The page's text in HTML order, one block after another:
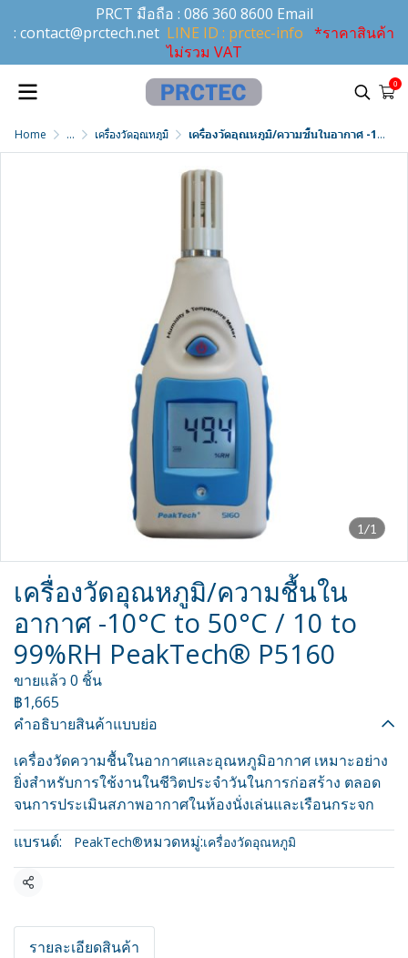
PRCT มือถือ : 086 360 8600 Email
: contact@prctech.net LINE ID : prctec-info *ราคาสินค้า
ไม่รวม VAT
0
Home ... เครื่องวัดอุณหภูมิ เครื่องวัดอุณหภูมิ/ความชื้นในอากาศ -10°C to 50°C / 10 to 99%RH PeakTech® P5160
1/1
เครื่องวัดอุณหภูมิ/ความชื้นใน
อากาศ -10°C to 50°C / 10 to
99%RH PeakTech® P5160
ขายแล้ว 0 ชิ้น
฿1,665
คำอธิบายสินค้าแบบย่อ
เครื่องวัดความชื้นในอากาศและอุณหภูมิอากาศ เหมาะอย่าง
ยิ่งสำหรับการใช้งานในชีวิตประจำวันในการก่อสร้าง ตลอด
จนการประเมินสภาพอากาศในห้องนั่งเล่นและเรือนกระจก
แบรนด์:
PeakTech®หมวดหมู่:เครื่องวัดอุณหภูมิ
แชร์
รายละเอียดสินค้า